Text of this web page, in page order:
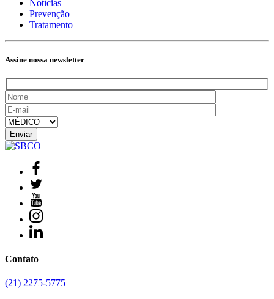
Notícias
Prevenção
Tratamento
Assine nossa newsletter
Contato
(21) 2275-5775